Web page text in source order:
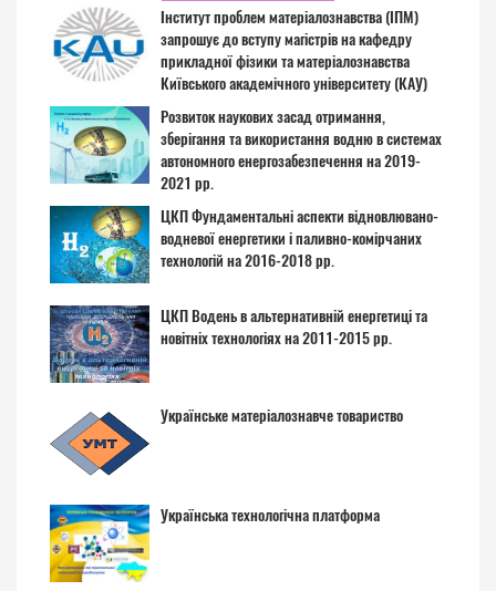
Інститут проблем матеріалознавства (ІПМ)
запрошує до вступу магістрів на кафедру
прикладної фізики та матеріалознавства
Київського академічного університету (КАУ)
Розвиток наукових засад отримання,
зберігання та використання водню в системах
автономного енергозабезпечення на 2019-
2021 рр.
ЦКП Фундаментальні аспекти відновлювано-
водневої енергетики і паливно-комірчаних
технологій на 2016-2018 рр.
ЦКП Водень в альтернативній енергетиці та
новітніх технологіях на 2011-2015 рр.
Українське матеріалознавче товариство
Українська технологічна платформа